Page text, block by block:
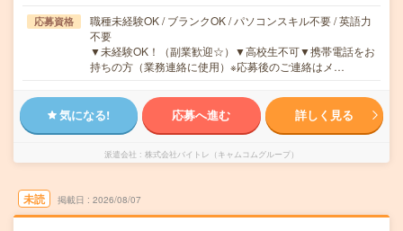
応募資格
職種未経験OK / ブランクOK / パソコンスキル不要 / 英語力
不要
▼未経験OK！（副業歓迎☆）▼高校生不可▼携帯電話をお
持ちの方（業務連絡に使用）※応募後のご連絡はメ…
気になる! 応募へ進む 詳しく見る
派遣会社 株式会社バイトレ（キャムコムグループ）
未読 掲載日 2026/08/07